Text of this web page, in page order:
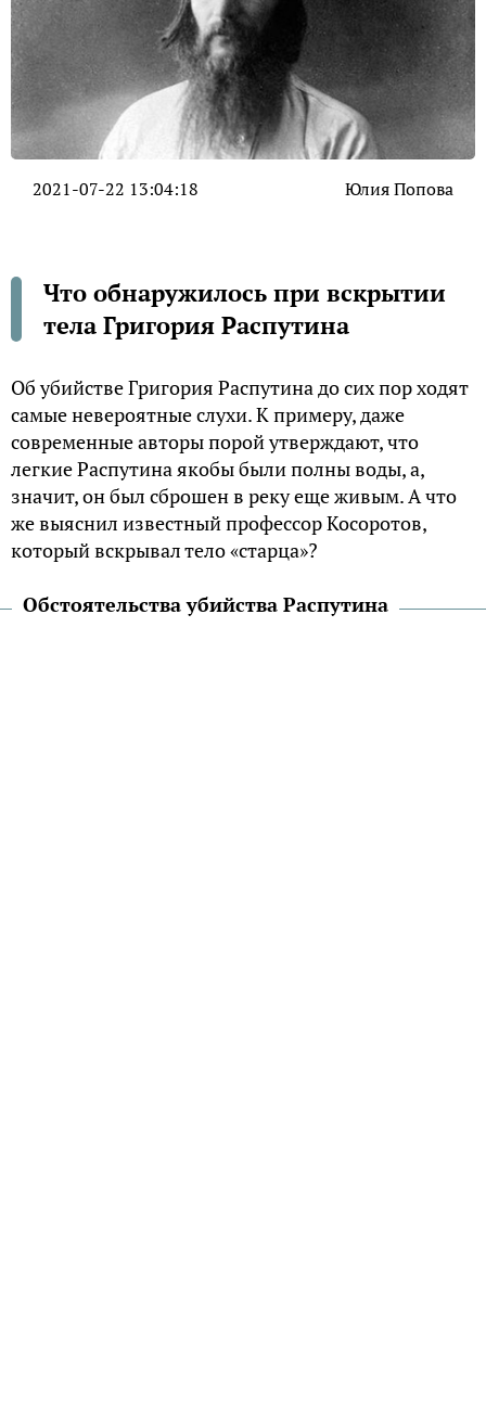
2021-07-22 13:04:18 Юлия Попова
Что обнаружилось при вскрытии
тела Григория Распутина
Об убийстве Григория Распутина до сих пор ходят
самые невероятные слухи. К примеру, даже
современные авторы порой утверждают, что
легкие Распутина якобы были полны воды, а,
значит, он был сброшен в реку еще живым. А что
же выяснил известный профессор Косоротов,
который вскрывал тело «старца»?
Обстоятельства убийства Распутина